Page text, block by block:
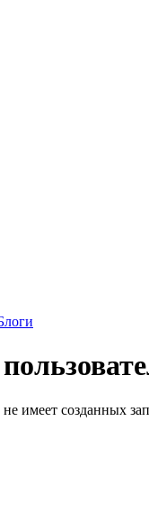
не имеет созданных